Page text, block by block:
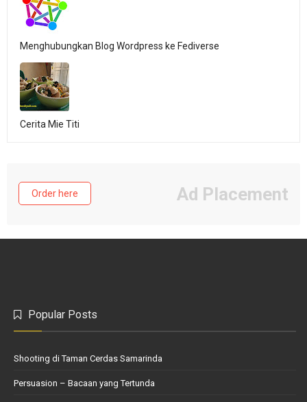
Menghubungkan Blog Wordpress ke Fediverse
Cerita Mie Titi
Order here Ad Placement
Popular Posts
Shooting di Taman Cerdas Samarinda
Persuasion – Bacaan yang Tertunda